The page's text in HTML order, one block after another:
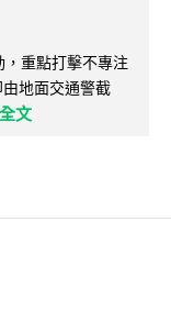
重點打擊不專注
地面交通警截
文